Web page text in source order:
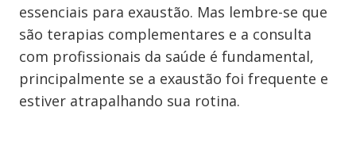
essenciais para exaustão. Mas lembre-se que
são terapias complementares e a consulta
com profissionais da saúde é fundamental,
principalmente se a exaustão foi frequente e
estiver atrapalhando sua rotina.